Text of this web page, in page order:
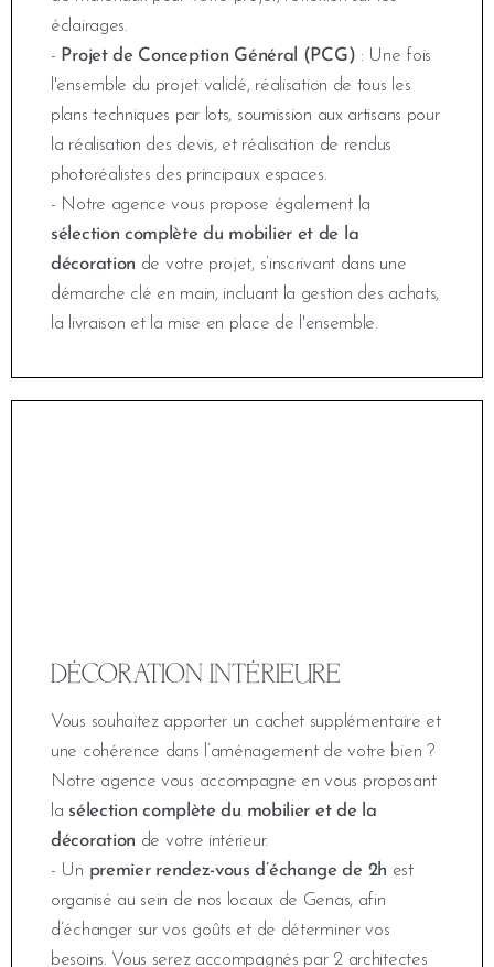
éclairages.
- Projet de Conception Général (PCG) : Une fois
l'ensemble du projet validé, réalisation de tous les
plans techniques par lots, soumission aux artisans pour
la réalisation des devis, et réalisation de rendus
photoréalistes des principaux espaces.
- Notre agence vous propose également la
sélection complète du mobilier et de la
décoration de votre projet, s’inscrivant dans une
démarche clé en main, incluant la gestion des achats,
la livraison et la mise en place de l'ensemble.
DÉCORATION INTÉRIEURE
Vous souhaitez apporter un cachet supplémentaire et
une cohérence dans l’aménagement de votre bien ?
Notre agence vous accompagne en vous proposant
la sélection complète du mobilier et de la
décoration de votre intérieur.
- Un premier rendez-vous d’échange de 2h est
organisé au sein de nos locaux de Genas, afin
d’échanger sur vos goûts et de déterminer vos
besoins. Vous serez accompagnés par 2 architectes